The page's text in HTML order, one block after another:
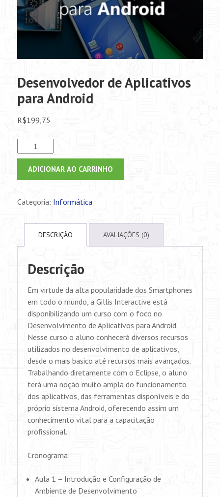
Desenvolvedor de Aplicativos
para Android
R$199,75
Desenvolvedor
de
Aplicativos
para
quantidade
ADICIONAR AO CARRINHO
Categoria: Informática
DESCRIÇÃO AVALIAÇÕES (0)
Descrição
Em virtude da alta popularidade dos Smartphones
em todo o mundo, a Gillis Interactive está
disponibilizando um curso com o foco no
Desenvolvimento de Aplicativos para Android.
Nesse curso o aluno conhecerá diversos recursos
utilizados no desenvolvimento de aplicativos,
desde o mais basico até recursos mais avançados.
Trabalhando diretamente com o Eclipse, o aluno
terá uma noção muito ampla do funcionamento
dos aplicativos, das ferramentas disponíveis e do
próprio sistema Android, oferecendo assim um
conhecimento vital para a capacitação
profissional.
Cronograma:
Aula 1 – Introdução e Configuração de
Ambiente de Desenvolvimento